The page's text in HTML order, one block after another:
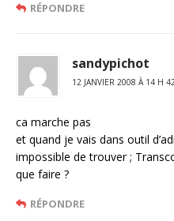
RÉPONDRE
sandypichot
12 JANVIER 2008 À 14 H
ca marche pas
et quand je vais dans outil
impossible de trouver ;
que faire ?
RÉPONDRE